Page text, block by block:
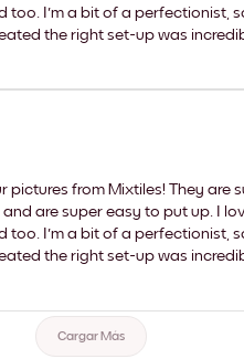
too. I'm a bit of a perfectionist,
the right set-up was
pictures from Mixtiles! They are
are super easy to put up. I
too. I'm a bit of a perfectionist,
the right set-up was
Cargar Más